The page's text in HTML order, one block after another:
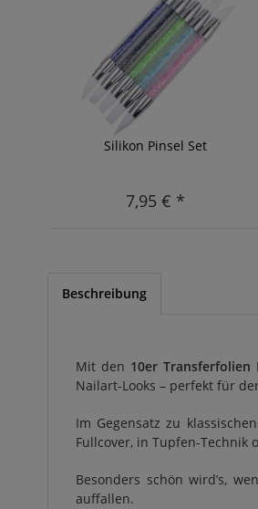
Silikon Pinsel Set
7,95 € *
Beschreibung
Mit den 10er Transferfolien
Nailart-Looks – perfekt für
Im Gegensatz zu
Fullcover, in Tupfen-Technik
Besonders schön wird’s,
auffallen.